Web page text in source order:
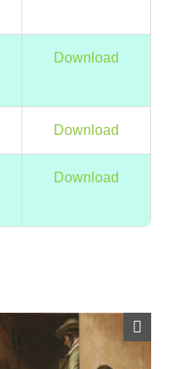
Download
Download
Download